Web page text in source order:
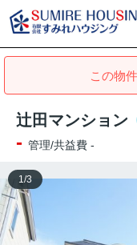
この物
辻田マンション
- 管理/共益費 -
1 /3